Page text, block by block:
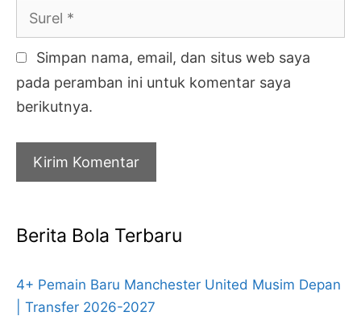
Surel
Simpan nama, email, dan situs web saya
pada peramban ini untuk komentar saya
berikutnya.
Berita Bola Terbaru
4+ Pemain Baru Manchester United Musim Depan
| Transfer 2026-2027